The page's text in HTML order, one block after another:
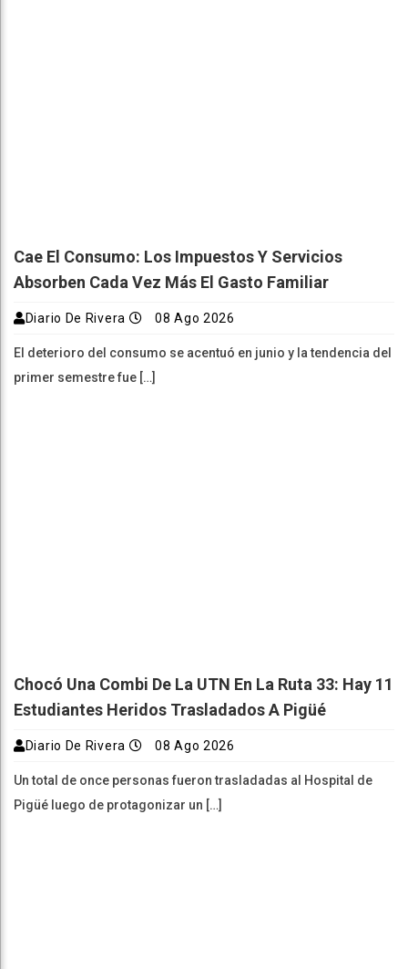
Cae El Consumo: Los Impuestos Y Servicios
Absorben Cada Vez Más El Gasto Familiar
Diario De Rivera 08 Ago 2026
El deterioro del consumo se acentuó en junio y la tendencia del
primer semestre fue […]
Chocó Una Combi De La UTN En La Ruta 33: Hay 11
Estudiantes Heridos Trasladados A Pigüé
Diario De Rivera 08 Ago 2026
Un total de once personas fueron trasladadas al Hospital de
Pigüé luego de protagonizar un […]